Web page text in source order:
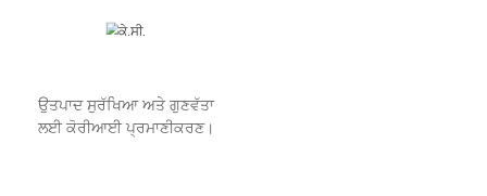
ਉਤਪਾਦ ਸੁਰੱਖਿਆ ਅਤੇ ਗੁਣਵੱਤਾ
ਲਈ ਕੋਰੀਆਈ ਪ੍ਰਮਾਣੀਕਰਣ।